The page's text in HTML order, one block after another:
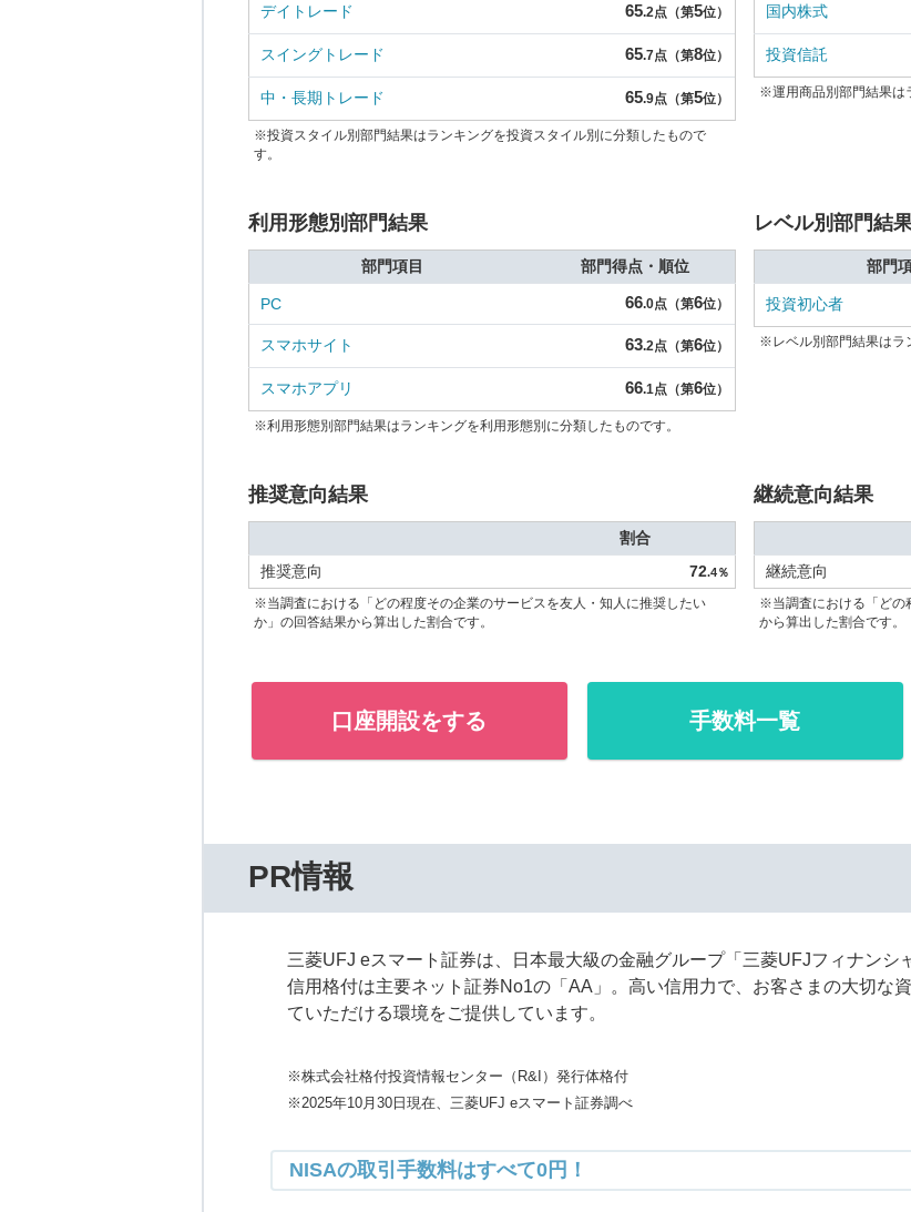
デイトレード 65.2点（第5位）
スイングトレード 65.7点（第8位）
中・長期トレード 65.9点（第5位）
※投資スタイル別部門結果はランキングを投資スタイル別に分類したもので
す。
国内株式
投資信託
※運用商品別部門結果は
利用形態別部門結果
部門項目 部門得点・順位
PC 66.0点（第6位）
スマホサイト 63.2点（第6位）
スマホアプリ 66.1点（第6位）
※利用形態別部門結果はランキングを利用形態別に分類したものです。
レベル別部門結
部門
投資初心者
※レベル別部門結果はラ
推奨意向結果
割合
推奨意向
72.4％
※当調査における「どの程度その企業のサービスを友人・知人に推奨したい
か」の回答結果から算出した割合です。
継続意向結果
継続意向
※当調査における「どの
から算出した割合です。
口座開設をする 手数料一覧
PR情報
三菱UFJ eスマート証券は、日本最大級の金融グループ「三菱UFJフィナンシ
信用格付は主要ネット証券No1の「AA」。高い信用力で、お客さまの大切な
ていただける環境をご提供しています。
※株式会社格付投資情報センター（R&I）発行体格付
※2025年10月30日現在、三菱UFJ eスマート証券調べ
NISAの取引手数料はすべて0円！